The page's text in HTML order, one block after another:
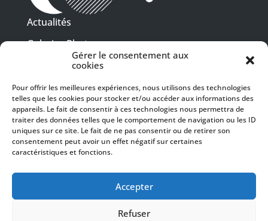
Gérer le consentement aux
cookies
Pour offrir les meilleures expériences, nous utilisons des technologies
telles que les cookies pour stocker et/ou accéder aux informations des
appareils. Le fait de consentir à ces technologies nous permettra de
traiter des données telles que le comportement de navigation ou les ID
uniques sur ce site. Le fait de ne pas consentir ou de retirer son
consentement peut avoir un effet négatif sur certaines
caractéristiques et fonctions.
Accepter
Refuser
Actualités
Galeries Photos
Vidéothèque
Presse
Programme PDF
Billetterie
Recrutement
Mentions légales
SUIVEZ-NOUS